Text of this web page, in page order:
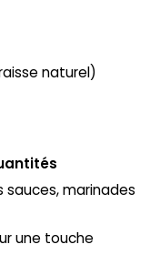
naturel)
sauces, marinades
une touche